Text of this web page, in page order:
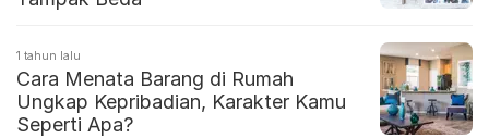
1 tahun lalu
Cara Menata Barang di Rumah
Ungkap Kepribadian, Karakter Kamu
Seperti Apa?